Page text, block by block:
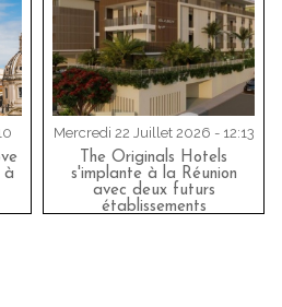
à
Mercredi 22 Juillet 2026 - 12:13
The Originals Hotels
s'implante à la Réunion
avec deux futurs
établissements